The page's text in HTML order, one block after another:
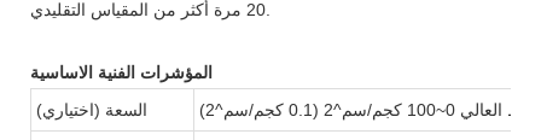
المؤشرات الفنية الاساسية
السعة (اختياري)
0~100 كجم/سم^2 (0.1 كجم/سم^2)